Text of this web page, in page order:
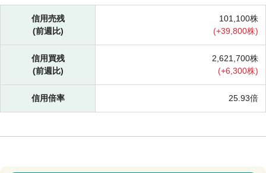
信用売残
(前週比)
101,100株
(+39,800株)
信用買残
(前週比)
2,621,700株
(+6,300株)
信用倍率 25.93倍